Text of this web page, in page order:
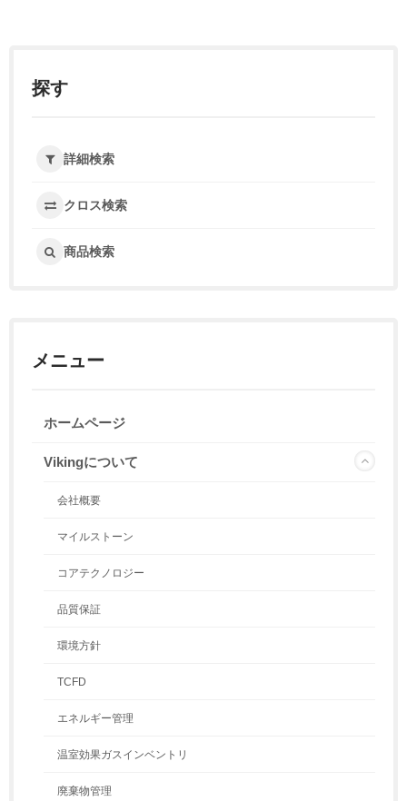
探す
詳細検索
クロス検索
商品検索
メニュー
ホームページ
Vikingについて
会社概要
マイルストーン
コアテクノロジー
品質保証
環境方針
TCFD
エネルギー管理
温室効果ガスインベントリ
廃棄物管理